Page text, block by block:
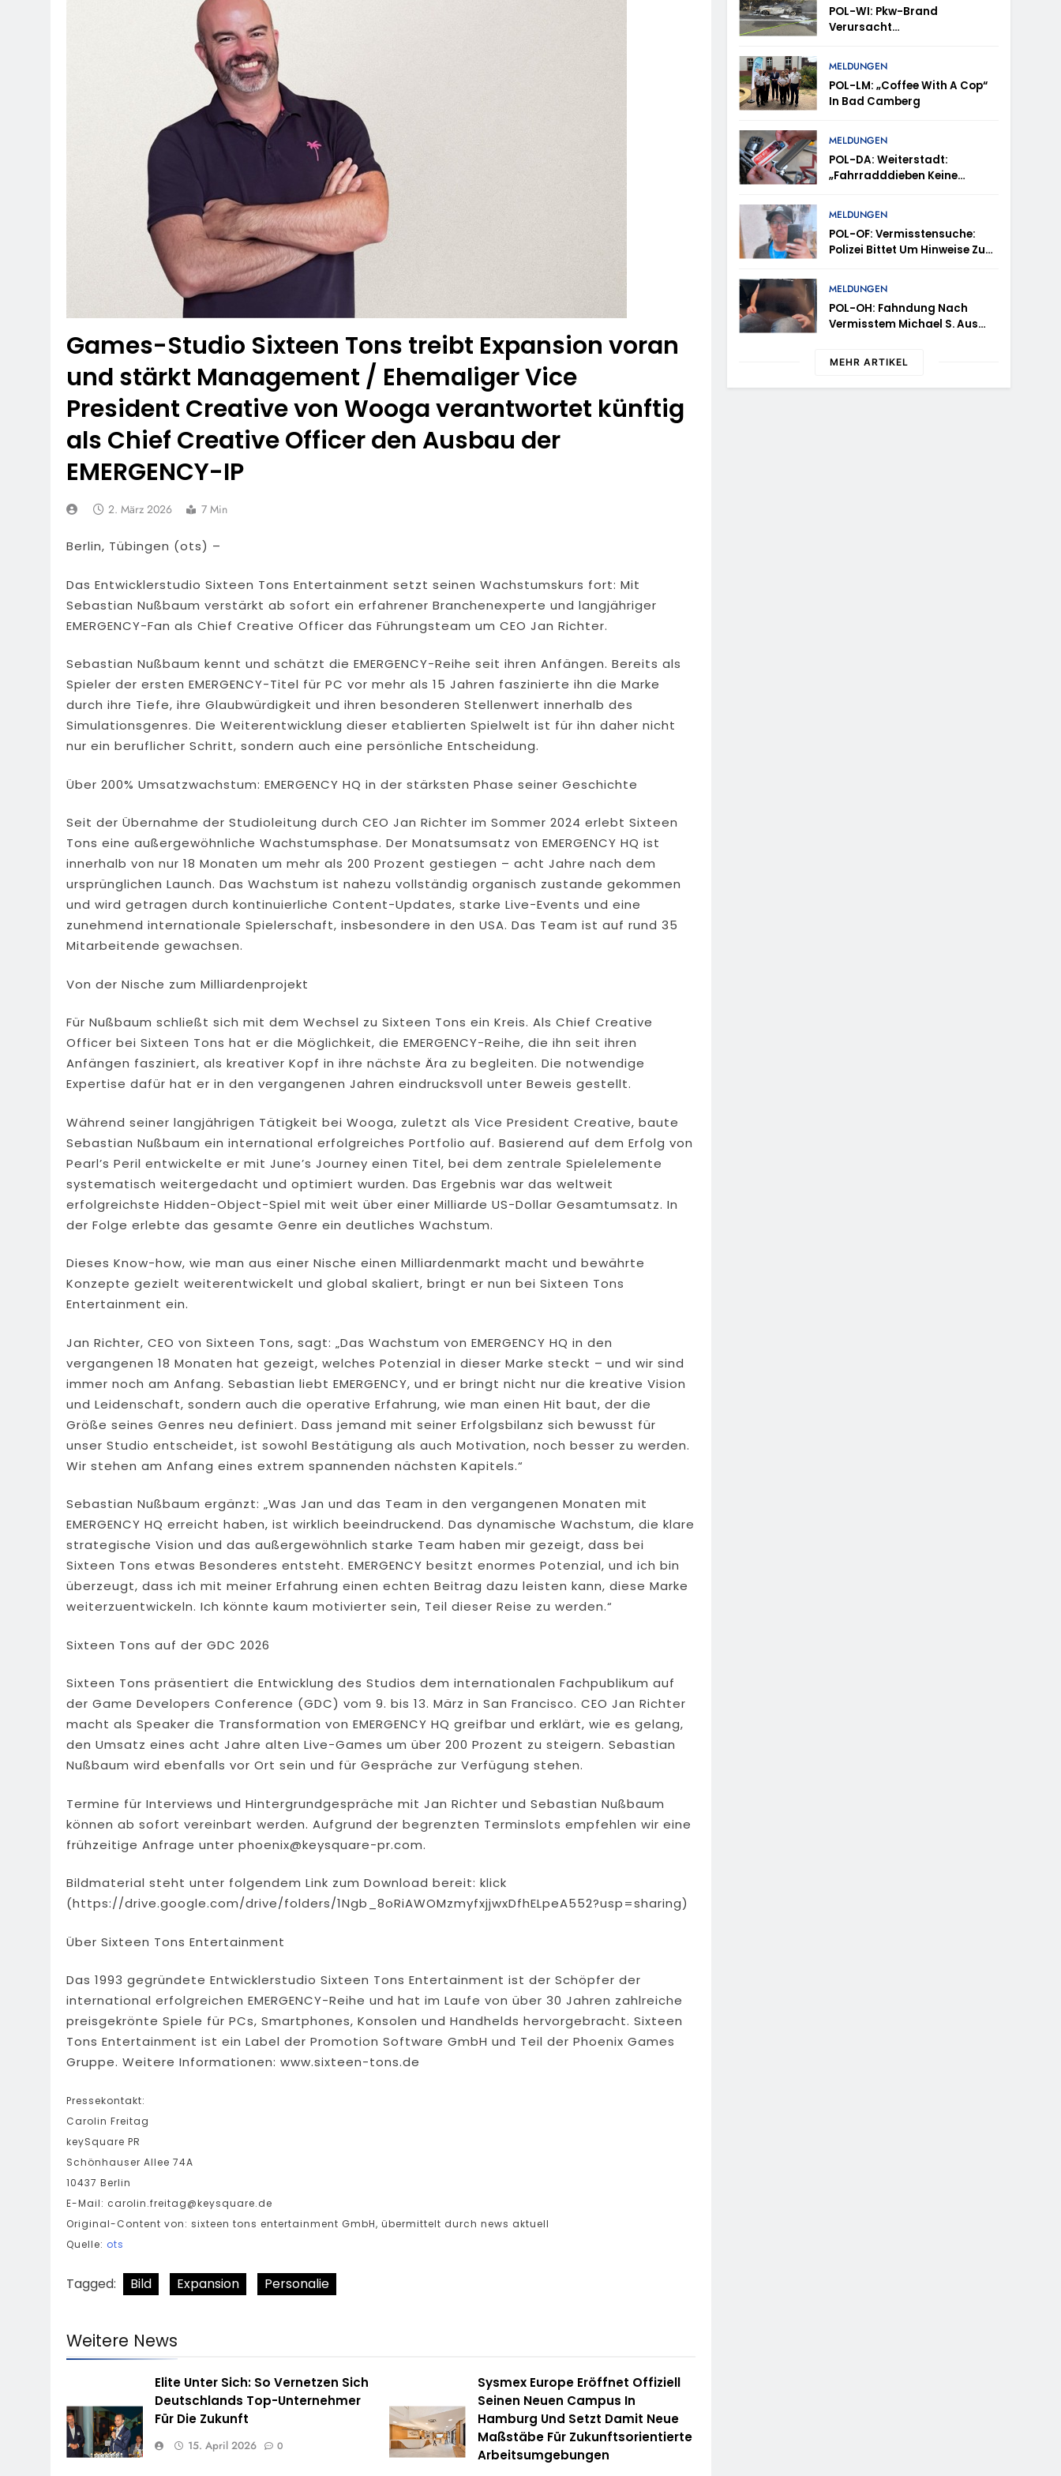
7. August 2026
HZA-F: Frankfurter Finanzkontrolle Schwarzarbeit Führt An Drei Tagen Kontrollen Im Gastro- Und Sicherheitsgewerbe
Durch
7. August 2026
POL-OH: 25 Jahre Polizeipräsidium Osthessen Jubiläumsfest Am Samstag, 15. August (11-18 Uhr)- Bürgerinnen Und Bürger
Erhalten Spannende Einblicke In Die Polizeiarbeit
7. August 2026
Mittelhessen: MARBURG-BIEDENKOPF: Satz Räder Gefunden – Polizei Bittet Um Mithilfe
6. August 2026
POL-OH: Die Polizeistation Lauterbach Hat Einen Neuen Leiter: Amtseinführung Von Markus Höfer
6. August 2026
POL-HR: Folgemeldung: 74-Jähriger Claus-Peter H. Weiterhin Vermisst – Erneute Veröffentlichung Eines Fotos
6. August 2026
Games-Studio Sixteen Tons treibt Expansion voran
und stärkt Management / Ehemaliger Vice
President Creative von Wooga verantwortet künftig
als Chief Creative Officer den Ausbau der
EMERGENCY-IP
2. März 2026 7 Min
Berlin, Tübingen (ots) –
Das Entwicklerstudio Sixteen Tons Entertainment setzt seinen Wachstumskurs fort: Mit
Sebastian Nußbaum verstärkt ab sofort ein erfahrener Branchenexperte und langjähriger
EMERGENCY-Fan als Chief Creative Officer das Führungsteam um CEO Jan Richter.
Sebastian Nußbaum kennt und schätzt die EMERGENCY-Reihe seit ihren Anfängen. Bereits als
Spieler der ersten EMERGENCY-Titel für PC vor mehr als 15 Jahren faszinierte ihn die Marke
durch ihre Tiefe, ihre Glaubwürdigkeit und ihren besonderen Stellenwert innerhalb des
Simulationsgenres. Die Weiterentwicklung dieser etablierten Spielwelt ist für ihn daher nicht
nur ein beruflicher Schritt, sondern auch eine persönliche Entscheidung.
Über 200% Umsatzwachstum: EMERGENCY HQ in der stärksten Phase seiner Geschichte
Seit der Übernahme der Studioleitung durch CEO Jan Richter im Sommer 2024 erlebt Sixteen
Tons eine außergewöhnliche Wachstumsphase. Der Monatsumsatz von EMERGENCY HQ ist
innerhalb von nur 18 Monaten um mehr als 200 Prozent gestiegen – acht Jahre nach dem
ursprünglichen Launch. Das Wachstum ist nahezu vollständig organisch zustande gekommen
und wird getragen durch kontinuierliche Content-Updates, starke Live-Events und eine
zunehmend internationale Spielerschaft, insbesondere in den USA. Das Team ist auf rund 35
Mitarbeitende gewachsen.
Von der Nische zum Milliardenprojekt
Für Nußbaum schließt sich mit dem Wechsel zu Sixteen Tons ein Kreis. Als Chief Creative
Officer bei Sixteen Tons hat er die Möglichkeit, die EMERGENCY-Reihe, die ihn seit ihren
Anfängen fasziniert, als kreativer Kopf in ihre nächste Ära zu begleiten. Die notwendige
Expertise dafür hat er in den vergangenen Jahren eindrucksvoll unter Beweis gestellt.
Während seiner langjährigen Tätigkeit bei Wooga, zuletzt als Vice President Creative, baute
Sebastian Nußbaum ein international erfolgreiches Portfolio auf. Basierend auf dem Erfolg von
Pearl’s Peril entwickelte er mit June’s Journey einen Titel, bei dem zentrale Spielelemente
systematisch weitergedacht und optimiert wurden. Das Ergebnis war das weltweit
erfolgreichste Hidden-Object-Spiel mit weit über einer Milliarde US-Dollar Gesamtumsatz. In
der Folge erlebte das gesamte Genre ein deutliches Wachstum.
Dieses Know-how, wie man aus einer Nische einen Milliardenmarkt macht und bewährte
Konzepte gezielt weiterentwickelt und global skaliert, bringt er nun bei Sixteen Tons
Entertainment ein.
Jan Richter, CEO von Sixteen Tons, sagt: „Das Wachstum von EMERGENCY HQ in den
vergangenen 18 Monaten hat gezeigt, welches Potenzial in dieser Marke steckt – und wir sind
immer noch am Anfang. Sebastian liebt EMERGENCY, und er bringt nicht nur die kreative Vision
und Leidenschaft, sondern auch die operative Erfahrung, wie man einen Hit baut, der die
Größe seines Genres neu definiert. Dass jemand mit seiner Erfolgsbilanz sich bewusst für
unser Studio entscheidet, ist sowohl Bestätigung als auch Motivation, noch besser zu werden.
Wir stehen am Anfang eines extrem spannenden nächsten Kapitels.“
Sebastian Nußbaum ergänzt: „Was Jan und das Team in den vergangenen Monaten mit
EMERGENCY HQ erreicht haben, ist wirklich beeindruckend. Das dynamische Wachstum, die klare
strategische Vision und das außergewöhnlich starke Team haben mir gezeigt, dass bei
Sixteen Tons etwas Besonderes entsteht. EMERGENCY besitzt enormes Potenzial, und ich bin
überzeugt, dass ich mit meiner Erfahrung einen echten Beitrag dazu leisten kann, diese Marke
weiterzuentwickeln. Ich könnte kaum motivierter sein, Teil dieser Reise zu werden.“
Sixteen Tons auf der GDC 2026
Sixteen Tons präsentiert die Entwicklung des Studios dem internationalen Fachpublikum auf
der Game Developers Conference (GDC) vom 9. bis 13. März in San Francisco. CEO Jan Richter
macht als Speaker die Transformation von EMERGENCY HQ greifbar und erklärt, wie es gelang,
den Umsatz eines acht Jahre alten Live-Games um über 200 Prozent zu steigern. Sebastian
Nußbaum wird ebenfalls vor Ort sein und für Gespräche zur Verfügung stehen.
Termine für Interviews und Hintergrundgespräche mit Jan Richter und Sebastian Nußbaum
können ab sofort vereinbart werden. Aufgrund der begrenzten Terminslots empfehlen wir eine
frühzeitige Anfrage unter phoenix@keysquare-pr.com.
Bildmaterial steht unter folgendem Link zum Download bereit: klick
(https://drive.google.com/drive/folders/1Ngb_8oRiAWOMzmyfxjjwxDfhELpeA552?usp=sharing)
Über Sixteen Tons Entertainment
Das 1993 gegründete Entwicklerstudio Sixteen Tons Entertainment ist der Schöpfer der
international erfolgreichen EMERGENCY-Reihe und hat im Laufe von über 30 Jahren zahlreiche
preisgekrönte Spiele für PCs, Smartphones, Konsolen und Handhelds hervorgebracht. Sixteen
Tons Entertainment ist ein Label der Promotion Software GmbH und Teil der Phoenix Games
Gruppe. Weitere Informationen: www.sixteen-tons.de
Pressekontakt:
Carolin Freitag
keySquare PR
Schönhauser Allee 74A
10437 Berlin
E-Mail: carolin.freitag@keysquare.de
Original-Content von: sixteen tons entertainment GmbH, übermittelt durch news aktuell
Quelle: ots
Tagged: Bild Expansion Personalie
Weitere News
Elite Unter Sich: So Vernetzen Sich
Deutschlands Top-Unternehmer
Für Die Zukunft
15. April 2026 0
Sysmex Europe Eröffnet Offiziell
Seinen Neuen Campus In
Hamburg Und Setzt Damit Neue
Maßstäbe Für Zukunftsorientierte
Arbeitsumgebungen
POL-WI: Pkw-Brand
Verursacht
MELDUNGEN
POL-LM: „Coffee With A Cop“
In Bad Camberg
MELDUNGEN
POL-DA: Weiterstadt:
„Fahrradddieben Keine
Fahrradcodierung /
Anmeldung Erforderlich
MELDUNGEN
POL-OF: Vermisstensuche:
Polizei Bittet Um Hinweise Zum
Zaragoza Gonzalez
MELDUNGEN
POL-OH: Fahndung Nach
Vermisstem Michael S. Aus
MEHR ARTIKEL